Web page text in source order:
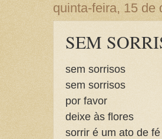
quinta-feira, 15 de
SEM
sem sorrisos
sem sorrisos
por favor
deixe às flores
sorrir é um ato de fé